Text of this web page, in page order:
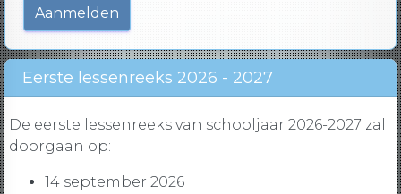
Aanmelden
Eerste lessenreeks 2026 - 2027
De eerste lessenreeks van schooljaar 2026-2027 zal
doorgaan op:
14 september 2026